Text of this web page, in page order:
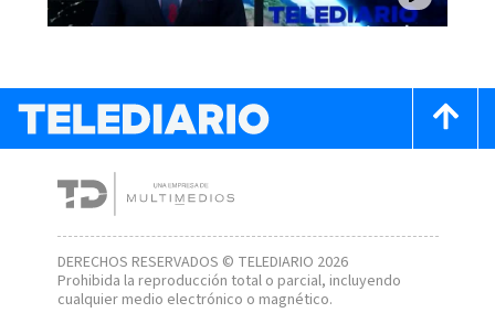
DERECHOS RESERVADOS © TELEDIARIO 2026
Prohibida la reproducción total o parcial, incluyendo
cualquier medio electrónico o magnético.